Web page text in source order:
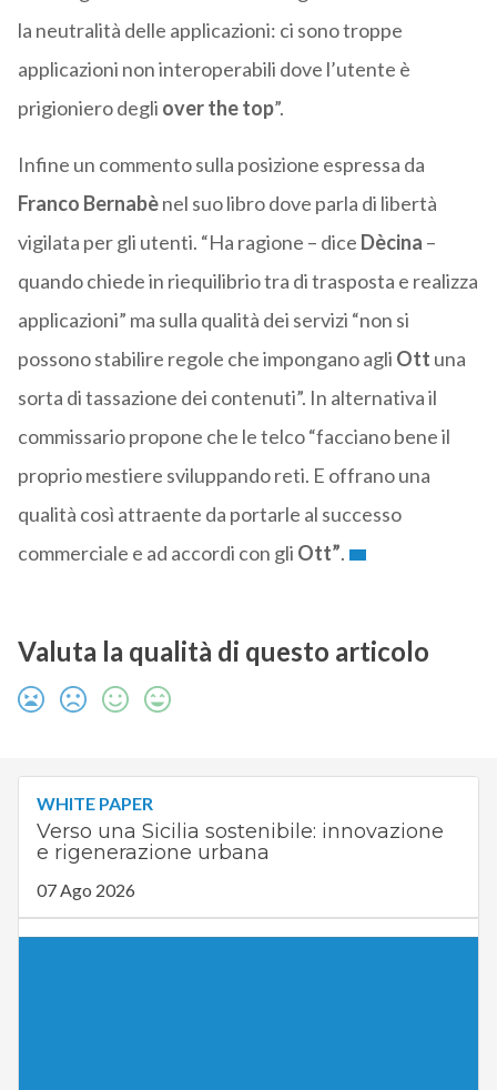
la neutralità delle applicazioni: ci sono troppe
applicazioni non interoperabili dove l’utente è
prigioniero degli over the top”.
Infine un commento sulla posizione espressa da
Franco Bernabènel suo libro dove parla di libertà
vigilata per gli utenti. “Ha ragione – dice Dècina –
quando chiede in riequilibrio tra di trasposta e realizza
applicazioni” ma sulla qualità dei servizi “non si
possono stabilire regole che impongano agli Ott una
sorta di tassazione dei contenuti”. In alternativa il
commissario propone che le telco “facciano bene il
proprio mestiere sviluppando reti. E offrano una
qualità così attraente da portarle al successo
commerciale e ad accordi con gli Ott”.
Valuta la qualità di questo articolo
WHITE PAPER
Verso una Sicilia sostenibile: innovazione
e rigenerazione urbana
07 Ago 2026